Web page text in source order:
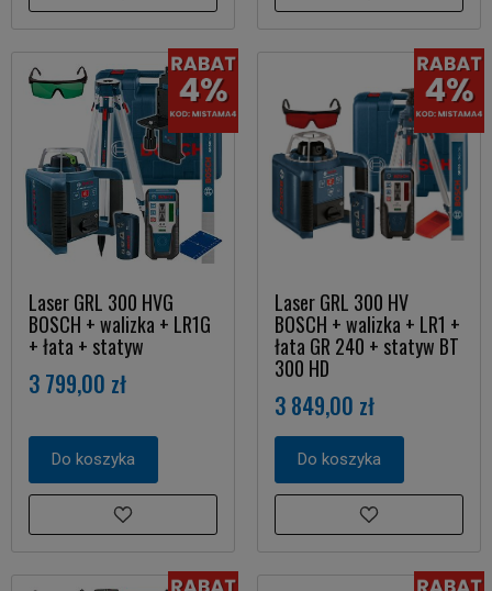
Laser GRL 300 HVG
BOSCH + walizka + LR1G
+ łata + statyw
3 799,00 zł
Do koszyka
Laser GRL 300 HV
BOSCH + walizka + LR1 +
łata GR 240 + statyw BT
300 HD
3 849,00 zł
Do koszyka